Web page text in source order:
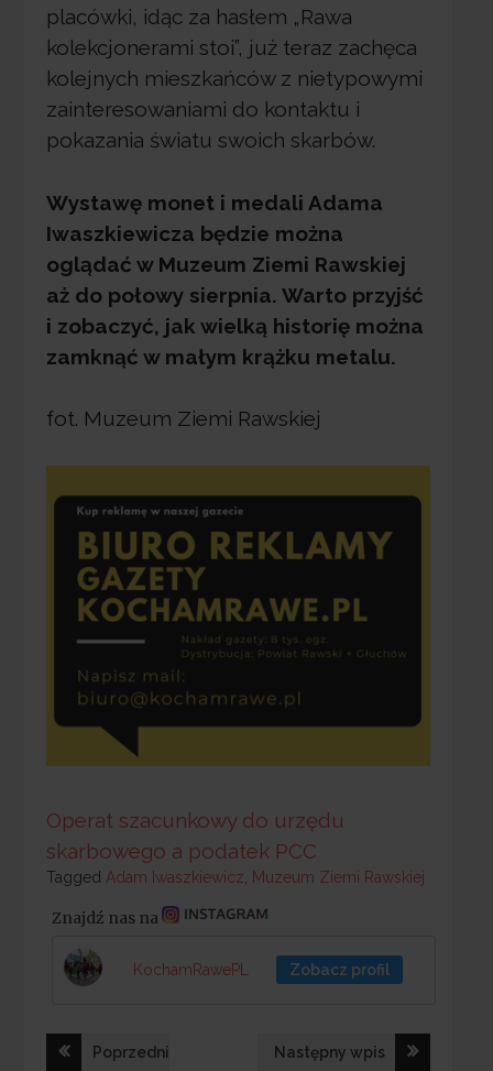
placówki, idąc za hasłem „Rawa
kolekcjonerami stoi”, już teraz zachęca
kolejnych mieszkańców z nietypowymi
zainteresowaniami do kontaktu i
pokazania światu swoich skarbów.
Wystawę monet i medali Adama
Iwaszkiewicza będzie można
oglądać w Muzeum Ziemi Rawskiej
aż do połowy sierpnia. Warto przyjść
i zobaczyć, jak wielką historię można
zamknąć w małym krążku metalu.
fot. Muzeum Ziemi Rawskiej
Operat szacunkowy do urzędu
skarbowego a podatek PCC
Tagged
Tagged Adam Iwaszkiewicz, Muzeum Ziemi Rawskiej
Znajdź nas na
KochamRawePL Zobacz profil
Nawigacja
Poprzedni Następny wpis